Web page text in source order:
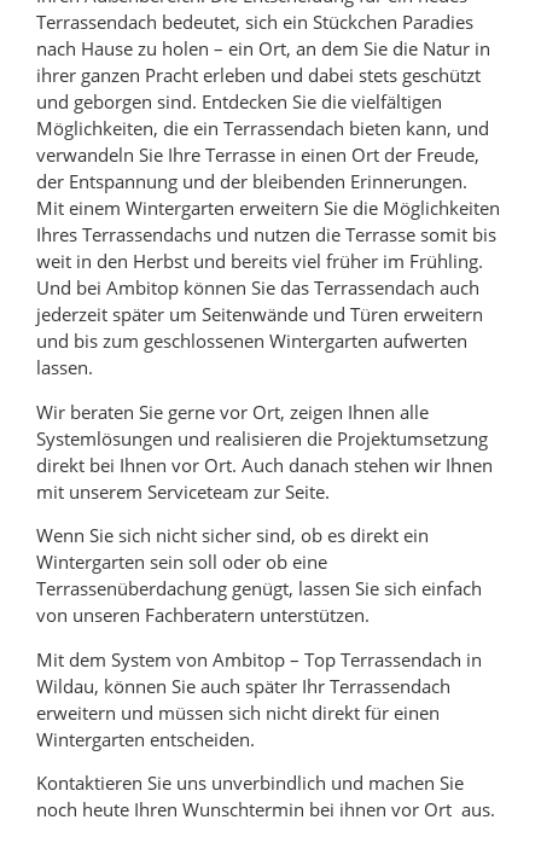
Terrassendach bedeutet, sich ein Stückchen Paradies
nach Hause zu holen – ein Ort, an dem Sie die Natur in
ihrer ganzen Pracht erleben und dabei stets geschützt
und geborgen sind. Entdecken Sie die vielfältigen
Möglichkeiten, die ein Terrassendach bieten kann, und
verwandeln Sie Ihre Terrasse in einen Ort der Freude,
der Entspannung und der bleibenden Erinnerungen.
Mit einem Wintergarten erweitern Sie die Möglichkeiten
Ihres Terrassendachs und nutzen die Terrasse somit bis
weit in den Herbst und bereits viel früher im Frühling.
Und bei Ambitop können Sie das Terrassendach auch
jederzeit später um Seitenwände und Türen erweitern
und bis zum geschlossenen Wintergarten aufwerten
lassen.
Wir beraten Sie gerne vor Ort, zeigen Ihnen alle
Systemlösungen und realisieren die Projektumsetzung
direkt bei Ihnen vor Ort. Auch danach stehen wir Ihnen
mit unserem Serviceteam zur Seite.
Wenn Sie sich nicht sicher sind, ob es direkt ein
Wintergarten sein soll oder ob eine
Terrassenüberdachung genügt, lassen Sie sich einfach
von unseren Fachberatern unterstützen.
Mit dem System von Ambitop – Top Terrassendach in
Wildau, können Sie auch später Ihr Terrassendach
erweitern und müssen sich nicht direkt für einen
Wintergarten entscheiden.
Kontaktieren Sie uns unverbindlich und machen Sie
noch heute Ihren Wunschtermin bei ihnen vor Ort aus.